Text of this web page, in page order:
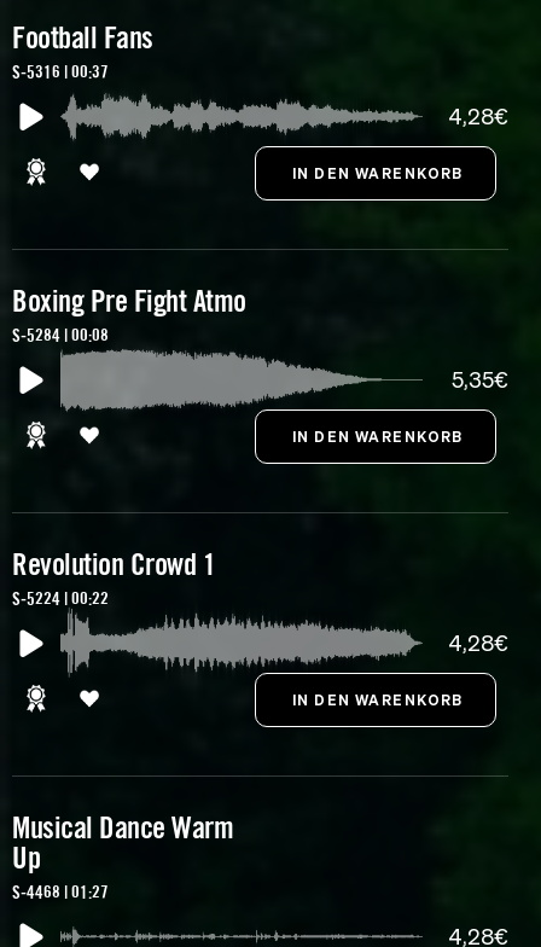
Football Fans
S-5316 | 00:37
4,28€
Boxing Pre Fight Atmo
S-5284 | 00:08
5,35€
Revolution Crowd 1
S-5224 | 00:22
4,28€
Musical Dance Warm
Up
S-4468 | 01:27
4,28€